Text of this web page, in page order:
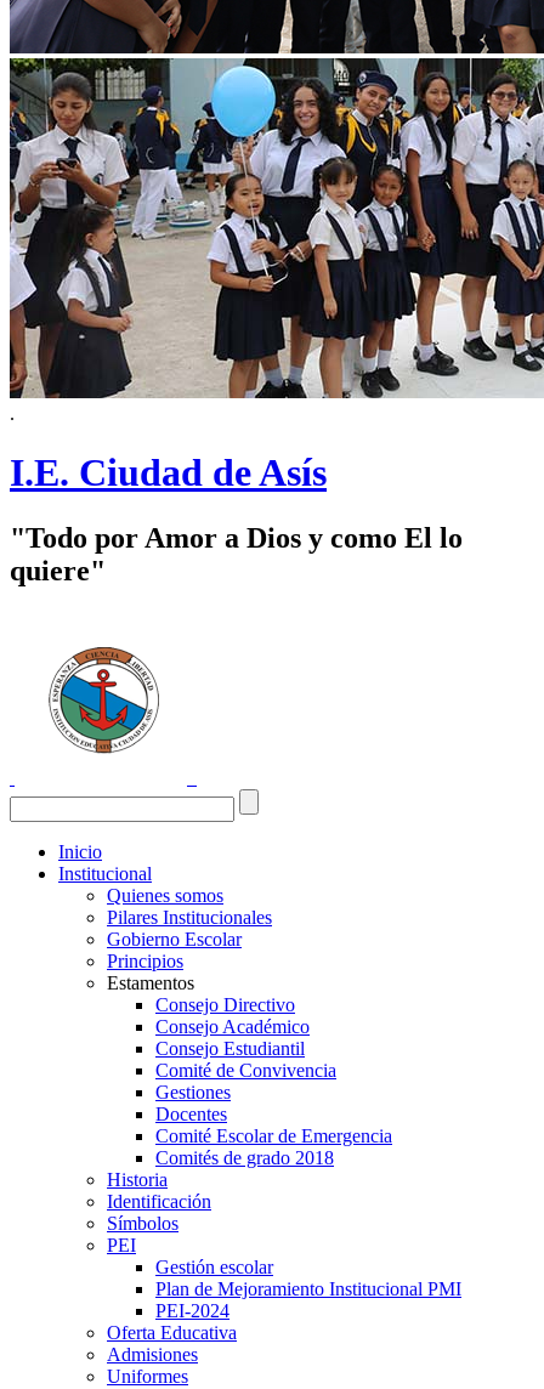
.
I.E. Ciudad de Asís
"Todo por Amor a Dios y como El lo
quiere"
Inicio
Institucional
Quienes somos
Pilares Institucionales
Gobierno Escolar
Principios
Estamentos
Consejo Directivo
Consejo Académico
Consejo Estudiantil
Comité de Convivencia
Gestiones
Docentes
Comité Escolar de Emergencia
Comités de grado 2018
Historia
Identificación
Símbolos
PEI
Gestión escolar
Plan de Mejoramiento Institucional PMI
PEI-2024
Oferta Educativa
Admisiones
Uniformes